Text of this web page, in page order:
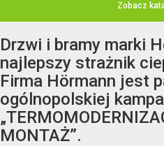
Zobacz
Drzwi i bramy marki
najlepszy strażnik
Firma Hörmann jest
ogólnopolskiej
MONTAŻ”.